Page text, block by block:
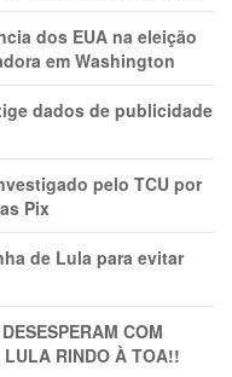
dos EUA na eleição
em Washington
dados de publicidade
pelo TCU por
Pix
de Lula para evitar
COM
RINDO À TOA!!